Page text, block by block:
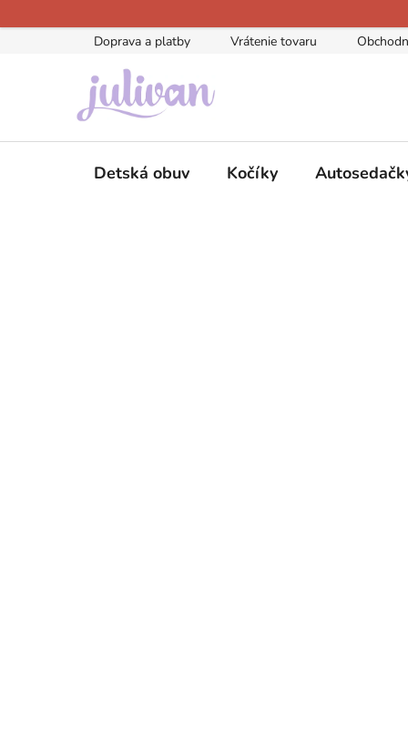
na
Doprava a platby Vrátenie tovaru
Detská obuv Kočíky